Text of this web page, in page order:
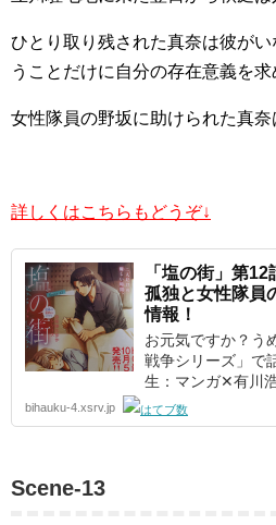
ひとり取り残された真奈は彼が
うことだけに自分の存在意義を求
女性隊員の野坂に助けられた真奈
詳しくはこちらもどうぞ↓
「塩の街」第
孤独と女性隊員
情報！
お元気ですか？う
戦争シリーズ」で
生：マンガ✕有川浩
bihauku-4.xsrv.jp
Scene-13